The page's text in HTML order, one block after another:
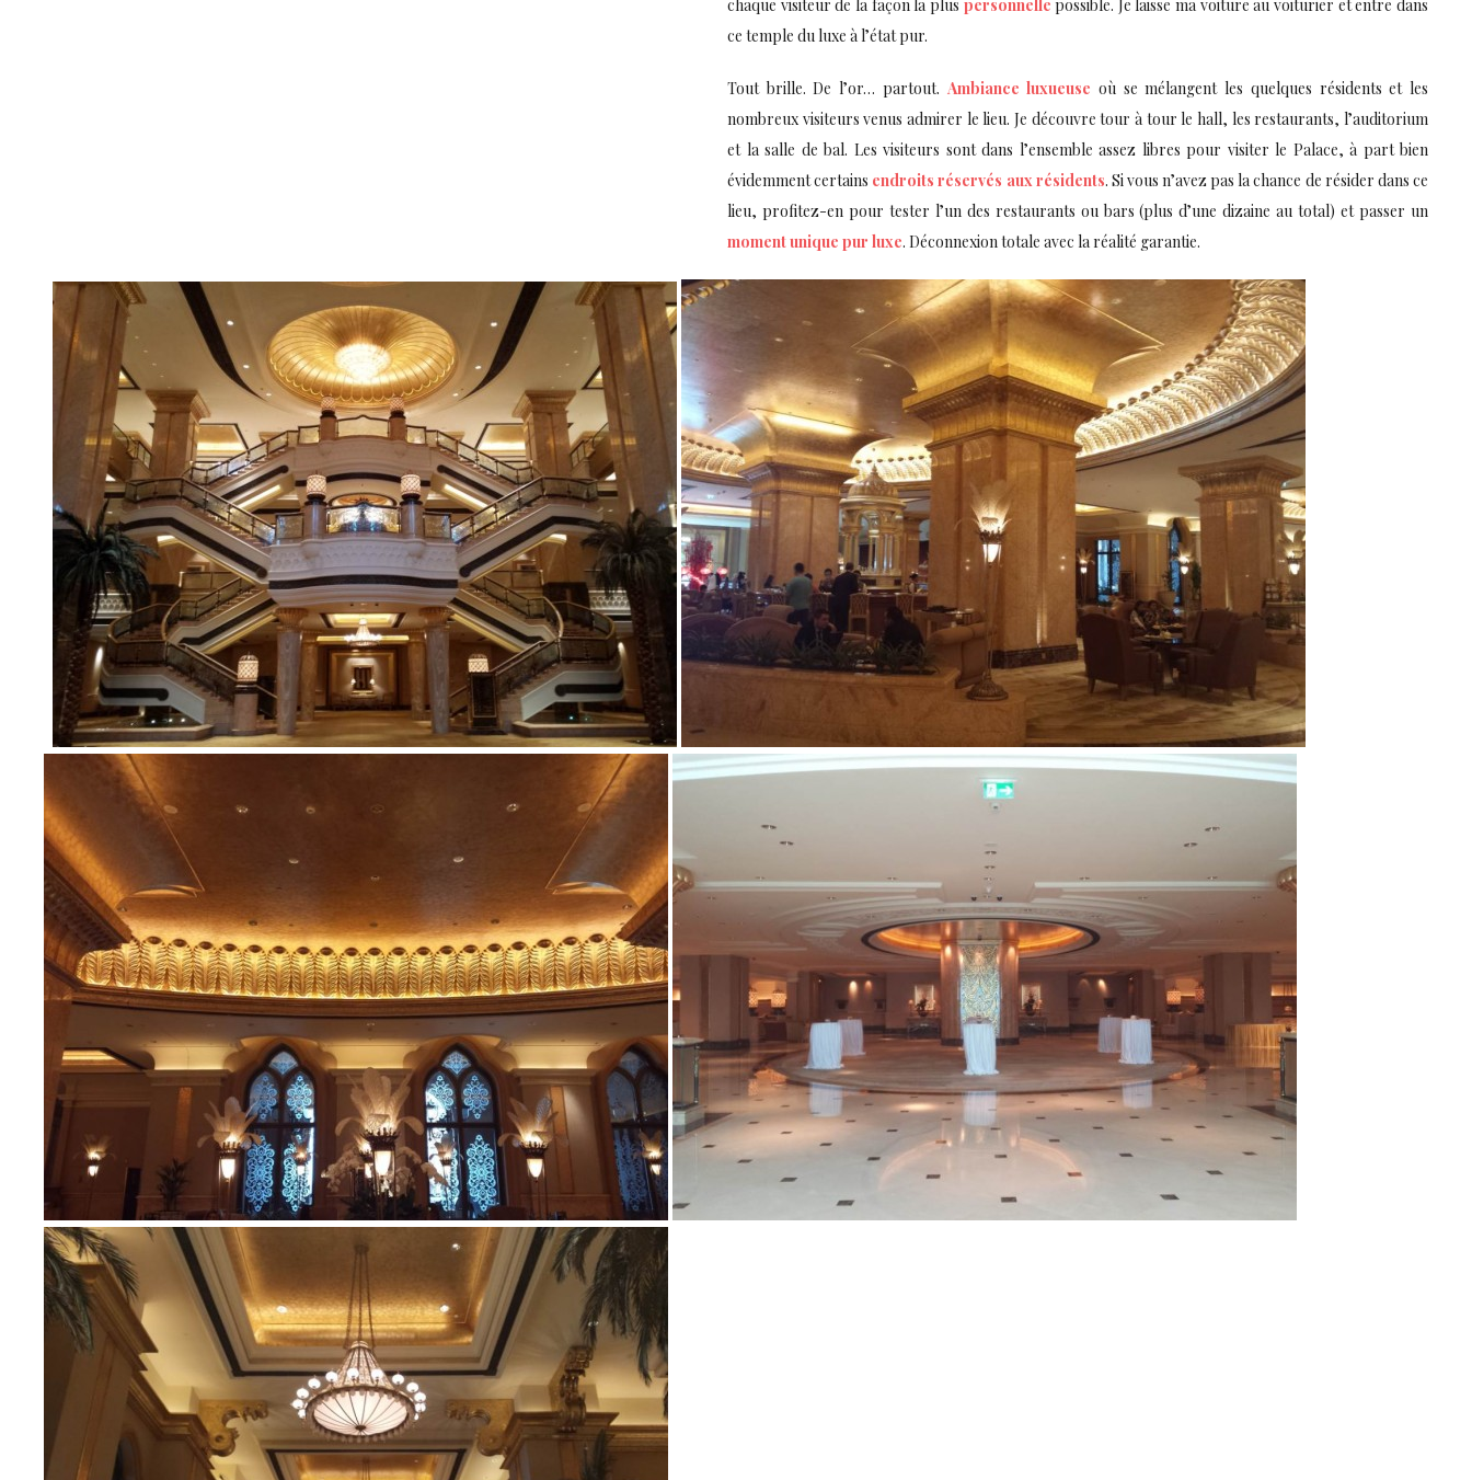
chaque visiteur de la façon la plus personnelle possible. Je laisse ma voiture au voiturier et entre dans
ce temple du luxe à l’état pur.
Tout brille. De l’or… partout. Ambiance luxueuse où se mélangent les quelques résidents et les
nombreux visiteurs venus admirer le lieu. Je découvre tour à tour le hall, les restaurants, l’auditorium
et la salle de bal. Les visiteurs sont dans l’ensemble assez libres pour visiter le Palace, à part bien
évidemment certains endroits réservés aux résidents. Si vous n’avez pas la chance de résider dans ce
lieu, profitez-en pour tester l’un des restaurants ou bars (plus d’une dizaine au total) et passer un
moment unique pur luxe. Déconnexion totale avec la réalité garantie.